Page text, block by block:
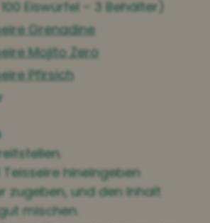
100 Eiswürfel – 3 Behälter)
Grenadine
Mojito Zero
Pfirsich
Teisseire hineingeben
zugeben, und den Inhalt
mischen.